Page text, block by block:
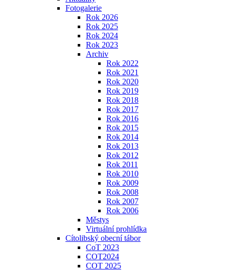
Fotogalerie
Rok 2026
Rok 2025
Rok 2024
Rok 2023
Archiv
Rok 2022
Rok 2021
Rok 2020
Rok 2019
Rok 2018
Rok 2017
Rok 2016
Rok 2015
Rok 2014
Rok 2013
Rok 2012
Rok 2011
Rok 2010
Rok 2009
Rok 2008
Rok 2007
Rok 2006
Městys
Virtuální prohlídka
Cítolibský obecní tábor
CoT 2023
COT2024
COT 2025